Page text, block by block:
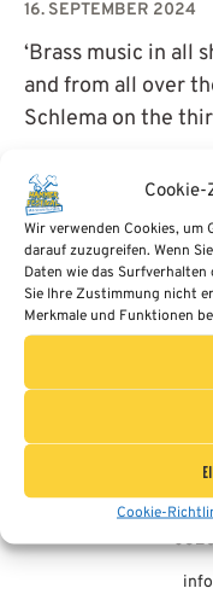
Wir verwenden Cookies,
darauf zuzugreifen. Wenn
Daten wie das
Sie Ihre Zustimmung nicht
Merkmale und Funktionen
Cookie-
16. SEPTEMBER 2024
‘Brass music in all
and from all over
Schlema on the
READ MORE